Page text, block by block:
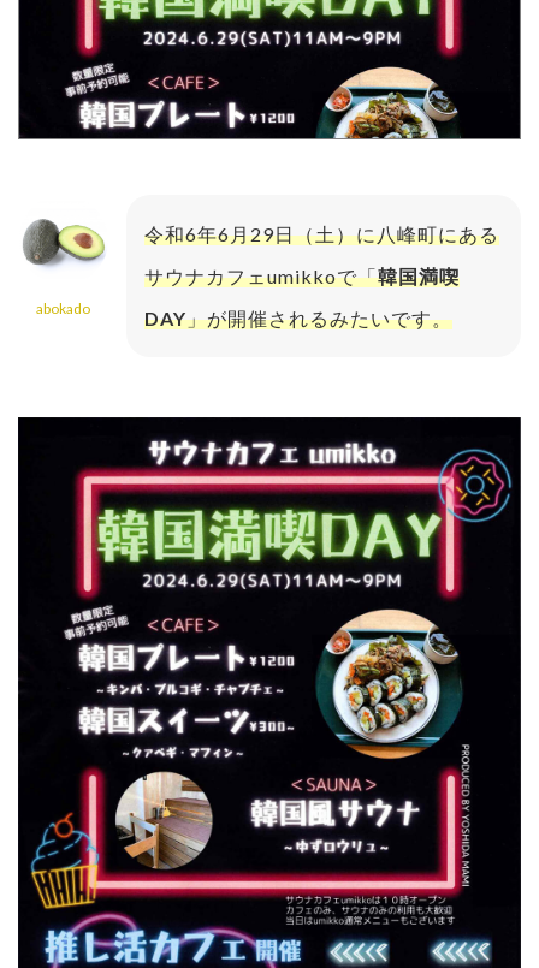
abokado
令和6年6月29日（土）に八峰町にある
サウナカフェumikkoで「韓国満喫
DAY」が開催されるみたいです。